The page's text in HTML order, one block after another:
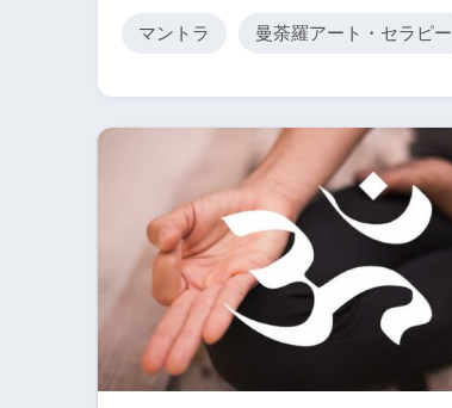
マントラ 曼荼羅アート・セラピー